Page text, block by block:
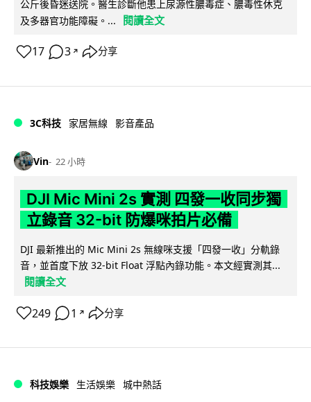
公斤後昏迷送院。醫生診斷他患上尿源性膿毒症、膿毒性休克
及多器官功能障礙。...
閱讀全文
17 3 ↗ 分享
3C科技 家居無線 影音產品
Vin 22 小時
DJI Mic Mini 2s 實測 四發一收同步獨
立錄音 32-bit 防爆咪拍片必備
DJI 最新推出的 Mic Mini 2s 無線咪支援「四發一收」分軌錄
音，並首度下放 32-bit Float 浮點內錄功能。本文經實測其...
閱讀全文
249 1 ↗ 分享
科技娛樂 生活娛樂 城中熱話